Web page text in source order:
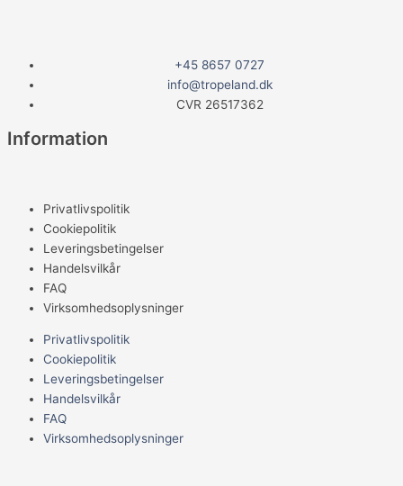
+45 8657 0727
info@tropeland.dk
CVR 26517362
Information
Privatlivspolitik
Cookiepolitik
Leveringsbetingelser
Handelsvilkår
FAQ
Virksomhedsoplysninger
Privatlivspolitik
Cookiepolitik
Leveringsbetingelser
Handelsvilkår
FAQ
Virksomhedsoplysninger